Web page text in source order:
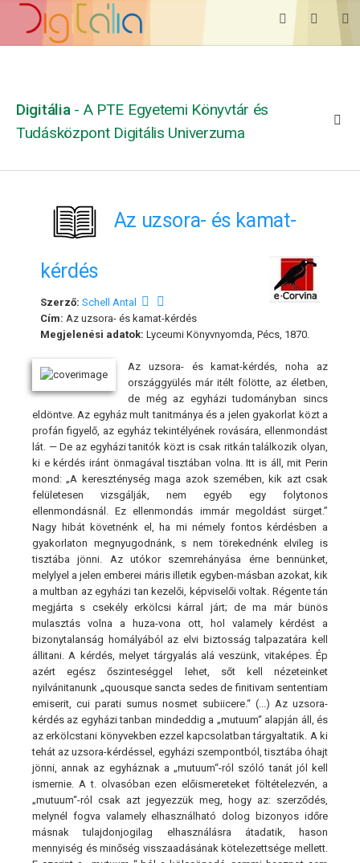
Digitália - A PTE Egyetemi Könyvtár és
Tudásközpont Digitális Univerzuma
Az uzsora- és kamat-
kérdés
Szerző: Schell Antal
Cím: Az uzsora- és kamat-kérdés
Megjelenési adatok: Lyceumi Könyvnyomda, Pécs, 1870.
Az uzsora- és kamat-kérdés, noha az
országgyülés már itélt fölötte, az életben,
de még az egyházi tudományban sincs
eldöntve. Az egyház mult tanitmánya és a jelen gyakorlat közt a
profán figyelő, az egyház tekintélyének rovására, ellenmondást
lát. — De az egyházi tanitók közt is csak ritkán találkozik olyan,
ki e kérdés iránt önmagával tisztában volna. Itt is áll, mit Perin
mond: „A kereszténység maga azok szemében, kik azt csak
felületesen vizsgálják, nem egyéb egy folytonos
ellenmondásnál. Ez ellenmondás immár megoldást sürget.”
Nagy hibát követnénk el, ha mi némely fontos kérdésben a
gyakorlaton megnyugodnánk, s nem törekednénk elvileg is
tisztába jönni. Az utókor szemrehányása érne bennünket,
melylyel a jelen emberei máris illetik egyben-másban azokat, kik
a multban az egyházi tan kezelői, képviselői voltak. Régente tán
megjárta s csekély erkölcsi kárral járt; de ma már bünös
mulasztás volna a huza-vona ott, hol valamely kérdést a
bizonytalanság homályából az elvi biztosság talpazatára kell
állitani. A kérdés, melyet tárgyalás alá veszünk, vitaképes. Ép
azért egész őszinteséggel lehet, sőt kell nézeteinket
nyilvánitanunk „quousque sancta sedes de finitivam sententiam
emiserit, cui parati sumus nosmet subiicere.“ (...) Az uzsora-
kérdés az egyházi tanban mindeddig a „mutuum“ alapján áll, és
az erkölcstani könyvekben ezzel kapcsolatban tárgyaltatik. A ki
tehát az uzsora-kérdéssel, egyházi szempontból, tisztába óhajt
jönni, annak az egyháznak a „mutuum“-ról szóló tanát jól kell
ismernie. A t. olvasóban ezen előismereteket föltételezvén, a
„mutuum“-ról csak azt jegyezzük meg, hogy az: szerződés,
melynél fogva valamely elhasználható dolog bizonyos időre
másnak tulajdonjogilag elhasználásra átadatik, hason
mennyiség és minőség visszaadásának kötelezettsége mellett.